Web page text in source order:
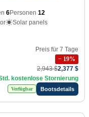
6Personen 12
Solar panels
Preis für 7 Tage
− 19%
2,943 $2,377 $
kostenlose Stornierung
Verfügbar Bootsdetails